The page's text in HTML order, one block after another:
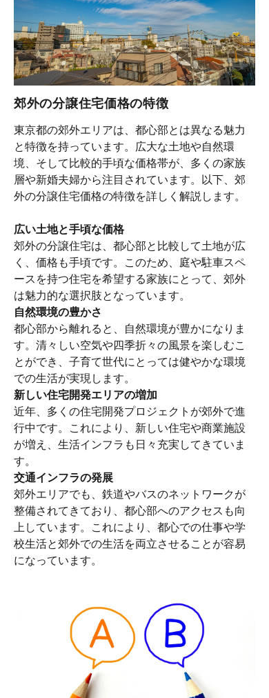
郊外の分譲住宅価格の特徴
東京都の郊外エリアは、都心部とは異なる魅力
と特徴を持っています。広大な土地や自然環
境、そして比較的手頃な価格帯が、多くの家族
層や新婚夫婦から注目されています。以下、郊
外の分譲住宅価格の特徴を詳しく解説します。
広い土地と手頃な価格
郊外の分譲住宅は、都心部と比較して土地が広
く、価格も手頃です。このため、庭や駐車スペ
ースを持つ住宅を希望する家族にとって、郊外
は魅力的な選択肢となっています。
自然環境の豊かさ
都心部から離れると、自然環境が豊かになりま
す。清々しい空気や四季折々の風景を楽しむこ
とができ、子育て世代にとっては健やかな環境
での生活が実現します。
新しい住宅開発エリアの増加
近年、多くの住宅開発プロジェクトが郊外で進
行中です。これにより、新しい住宅や商業施設
が増え、生活インフラも日々充実してきていま
す。
交通インフラの発展
郊外エリアでも、鉄道やバスのネットワークが
整備されてきており、都心部へのアクセスも向
上しています。これにより、都心での仕事や学
校生活と郊外での生活を両立させることが容易
になっています。